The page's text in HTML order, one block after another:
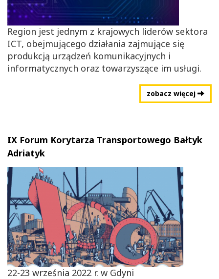
Region jest jednym z krajowych liderów sektora
ICT, obejmującego działania zajmujące się
produkcją urządzeń komunikacyjnych i
informatycznych oraz towarzyszące im usługi.
zobacz więcej
IX Forum Korytarza Transportowego Bałtyk
Adriatyk
22-23 września 2022 r. w Gdyni